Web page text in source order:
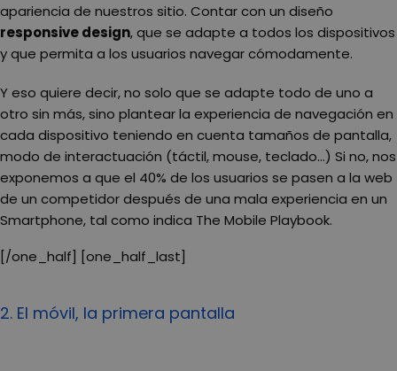
apariencia de nuestros sitio. Contar con un diseño
responsive design, que se adapte a todos los dispositivos
y que permita a los usuarios navegar cómodamente.
Y eso quiere decir, no solo que se adapte todo de uno a
otro sin más, sino plantear la experiencia de navegación en
cada dispositivo teniendo en cuenta tamaños de pantalla,
modo de interactuación (táctil, mouse, teclado…) Si no, nos
exponemos a que el 40% de los usuarios se pasen a la web
de un competidor después de una mala experiencia en un
Smartphone, tal como indica The Mobile Playbook.
[/one_half] [one_half_last]
2. El móvil, la primera pantalla